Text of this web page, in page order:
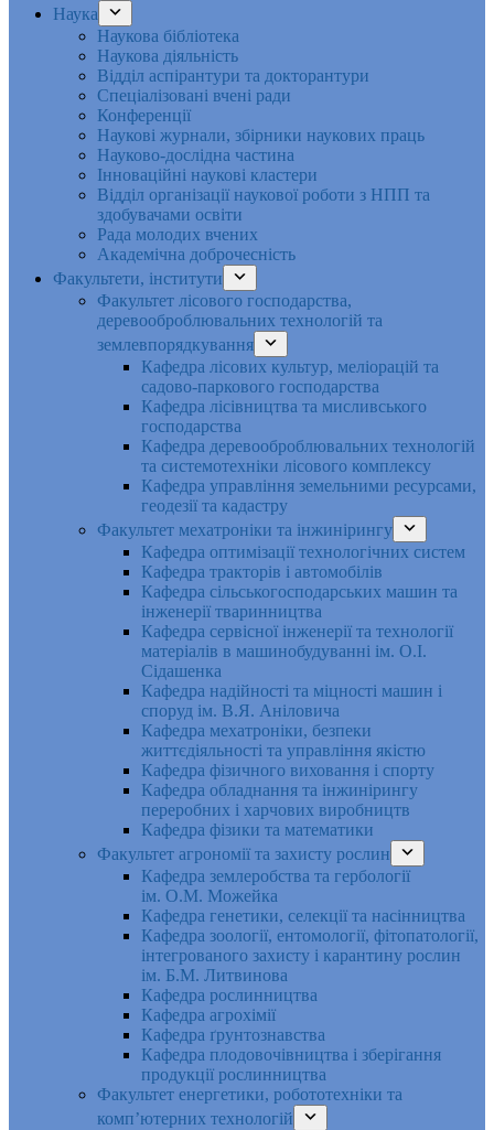
Наука
Наукова бібліотека
Наукова діяльність
Відділ аспірантури та докторантури
Спеціалізовані вчені ради
Конференції
Наукові журнали, збірники наукових праць
Науково-дослідна частина
Інноваційні наукові кластери
Відділ організації наукової роботи з НПП та
здобувачами освіти
Рада молодих вчених
Академічна доброчесність
Факультети, інститути
Факультет лісового господарства,
деревооброблювальних технологій та
землевпорядкування
Кафедра лісових культур, меліорацій та
садово-паркового господарства
Кафедра лісівництва та мисливського
господарства
Кафедра деревооброблювальних технологій
та системотехніки лісового комплексу
Кафедра управління земельними ресурсами,
геодезії та кадастру
Факультет мехатроніки та інжинірингу
Кафедра оптимізації технологічних систем
Кафедра тракторів і автомобілів
Кафедра сільськогосподарських машин та
інженерії тваринництва
Кафедра cервісної інженерії та технології
матеріалів в машинобудуванні ім. О.І.
Сідашенка
Кафедра надійності та міцності машин і
споруд ім. В.Я. Аніловича
Кафедра мехатроніки, безпеки
життєдіяльності та управління якістю
Кафедра фізичного виховання і спорту
Кафедра обладнання та інжинірингу
переробних і харчових виробництв
Кафедра фізики та математики
Факультет агрономії та захисту рослин
Кафедра землеробства та гербології
ім. О.М. Можейка
Кафедра генетики, селекції та насінництва
Кафедра зоології, ентомології, фітопатології,
інтегрованого захисту і карантину рослин
ім. Б.М. Литвинова
Кафедра рослинництва
Кафедра агрохімії
Кафедра ґрунтознавства
Кафедра плодовочівництва і зберігання
продукції рослинництва
Факультет енергетики, робототехніки та
комп’ютерних технологій